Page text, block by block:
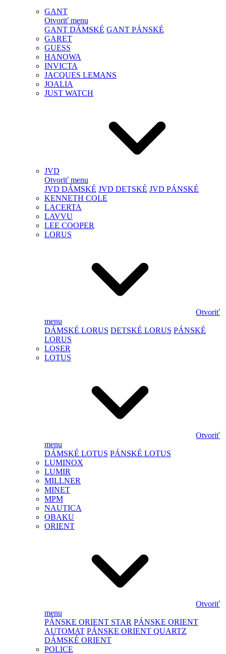
GANT
Otvoriť menu
GANT DÁMSKÉ GANT PÁNSKÉ
GARET
GUESS
HANOWA
INVICTA
JACQUES LEMANS
JOALIA
JUST WATCH
JVD
Otvoriť menu
JVD DÁMSKÉ JVD DETSKÉ JVD PÁNSKÉ
KENNETH COLE
LACERTA
LAVVU
LEE COOPER
LORUS
Otvoriť
menu
DÁMSKÉ LORUS DETSKÉ LORUS PÁNSKÉ
LORUS
LOSER
LOTUS
Otvoriť
menu
DÁMSKÉ LOTUS PÁNSKÉ LOTUS
LUMINOX
LUMIR
MILLNER
MINET
MPM
NAUTICA
OBAKU
ORIENT
Otvoriť
menu
PÁNSKE ORIENT STAR PÁNSKE ORIENT
AUTOMAT PÁNSKE ORIENT QUARTZ
DÁMSKÉ ORIENT
POLICE